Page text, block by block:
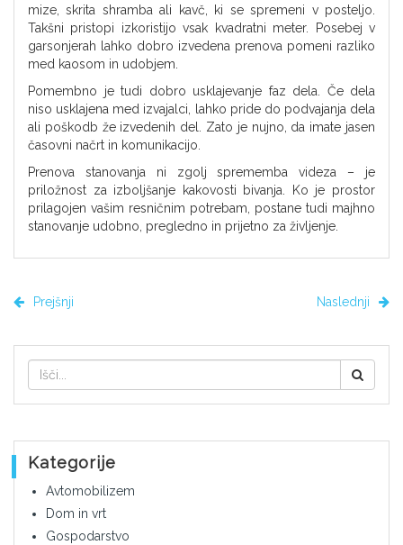
mize, skrita shramba ali kavč, ki se spremeni v posteljo.
Takšni pristopi izkoristijo vsak kvadratni meter. Posebej v
garsonjerah lahko dobro izvedena prenova pomeni razliko
med kaosom in udobjem.
Pomembno je tudi dobro usklajevanje faz dela. Če dela
niso usklajena med izvajalci, lahko pride do podvajanja dela
ali poškodb že izvedenih del. Zato je nujno, da imate jasen
časovni načrt in komunikacijo.
Prenova stanovanja ni zgolj sprememba videza – je
priložnost za izboljšanje kakovosti bivanja. Ko je prostor
prilagojen vašim resničnim potrebam, postane tudi majhno
stanovanje udobno, pregledno in prijetno za življenje.
Prejšnji Naslednji
Kategorije
Avtomobilizem
Dom in vrt
Gospodarstvo